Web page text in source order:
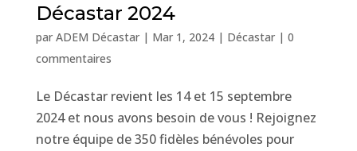
Décastar 2024
par ADEM Décastar| Mar 1, 2024| Décastar| 0
commentaires
Le Décastar revient les 14 et 15 septembre
2024 et nous avons besoin de vous ! Rejoignez
notre équipe de 350 fidèles bénévoles pour